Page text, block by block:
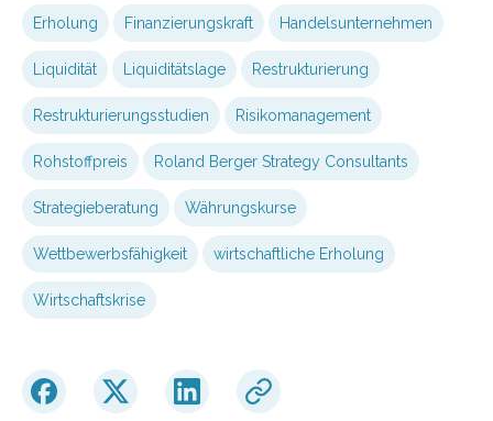
Erholung Finanzierungskraft Handelsunternehmen
Liquidität Liquiditätslage Restrukturierung
Restrukturierungsstudien Risikomanagement
Rohstoffpreis Roland Berger Strategy Consultants
Strategieberatung Währungskurse
Wettbewerbsfähigkeit wirtschaftliche Erholung
Wirtschaftskrise